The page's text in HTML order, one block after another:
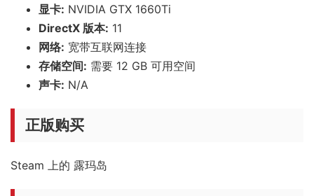
显卡: NVIDIA GTX 1660Ti
DirectX 版本: 11
网络: 宽带互联网连接
存储空间: 需要 12 GB 可用空间
声卡: N/A
正版购买
Steam 上的 露玛岛